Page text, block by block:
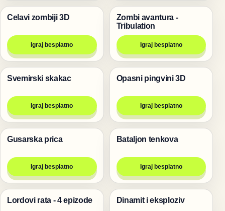
Pucanje
Celavi zombiji 3D
Igraj besplatno
Pucanje
Zombi avantura -
Tribulation
Igraj besplatno
Pucanje
Svemirski skakac
Igraj besplatno
Pucanje
Opasni pingvini 3D
Igraj besplatno
Pucanje
Gusarska prica
Igraj besplatno
Pucanje
Bataljon tenkova
Igraj besplatno
Pucanje
Lordovi rata - 4 epizode Pucanje
Dinamit i eksploziv